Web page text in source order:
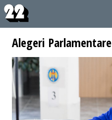
Alegeri Parlamentare